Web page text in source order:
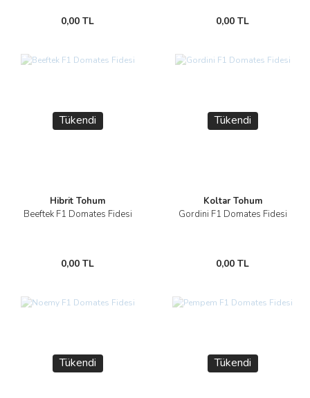
0,00 TL 0,00 TL
Tükendi
Hibrit Tohum
Beeftek F1 Domates Fidesi
0,00 TL
Tükendi
Koltar Tohum
Gordini F1 Domates Fidesi
0,00 TL
Tükendi Tükendi